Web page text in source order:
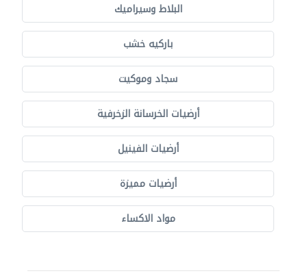
البلاط وسيراميك
باركيه خشب
سجاد وموكيت
أرضيات الخرسانة الزخرفية
أرضيات الفينيل
أرضيات مميزة
مواد الاكساء